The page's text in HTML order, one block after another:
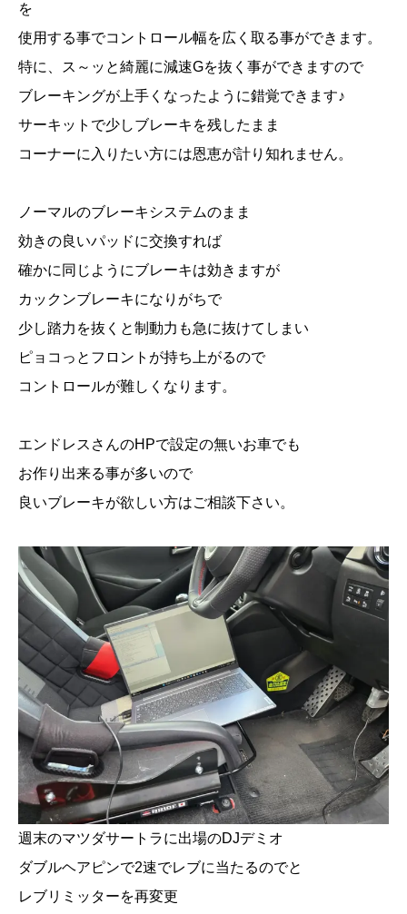
を
使用する事でコントロール幅を広く取る事ができます。
特に、ス～ッと綺麗に減速Gを抜く事ができますので
ブレーキングが上手くなったように錯覚できます♪
サーキットで少しブレーキを残したまま
コーナーに入りたい方には恩恵が計り知れません。
ノーマルのブレーキシステムのまま
効きの良いパッドに交換すれば
確かに同じようにブレーキは効きますが
カックンブレーキになりがちで
少し踏力を抜くと制動力も急に抜けてしまい
ピョコっとフロントが持ち上がるので
コントロールが難しくなります。
エンドレスさんのHPで設定の無いお車でも
お作り出来る事が多いので
良いブレーキが欲しい方はご相談下さい。
週末のマツダサートラに出場のDJデミオ
ダブルヘアピンで2速でレブに当たるのでと
レブリミッターを再変更